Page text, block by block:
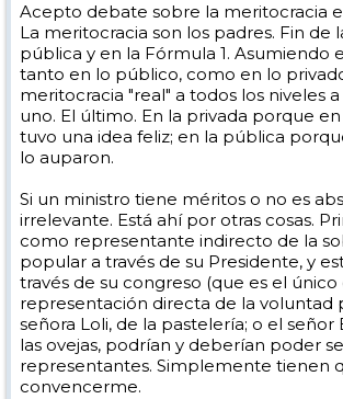
Acepto debate sobre la meritocracia
La meritocracia son los padres. Fin de
pública y en la Fórmula 1. Asumiendo
tanto en lo público, como en lo
meritocracia "real" a todos los niveles
uno. El último. En la privada porque
tuvo una idea feliz; en la pública
lo auparon.
Si un ministro tiene méritos o no es
irrelevante. Está ahí por otras cosas.
como representante indirecto de la
popular a través de su Presidente, y
través de su congreso (que es el
representación directa de la voluntad
señora Loli, de la pastelería; o el señor
las ovejas, podrían y deberían poder
representantes. Simplemente tienen
convencerme.